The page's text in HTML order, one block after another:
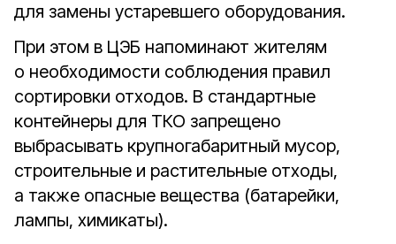
для замены устаревшего оборудования.
При этом в ЦЭБ напоминают жителям
о необходимости соблюдения правил
сортировки отходов. В стандартные
контейнеры для ТКО запрещено
выбрасывать крупногабаритный мусор,
строительные и растительные отходы,
а также опасные вещества (батарейки,
лампы, химикаты).